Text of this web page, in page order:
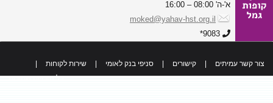
א'-ה' 08:00 – 16:00
moked@yahav-hst.org.il
9083*
צור קשר עמיתים קישורים סניפי בנק לאומי שירות לקוחות
כל הזכויות שמורות